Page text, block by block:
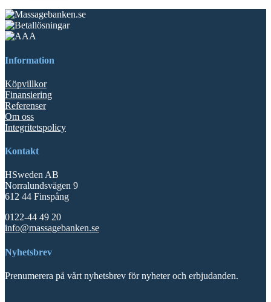
Information
Köpvillkor
Finansiering
Referenser
Om oss
Integritetspolicy
Kontakt
HSweden AB
Norralundsvägen 9
612 44 Finspång
0122-44 49 20
info@massagebanken.se
Nyhetsbrev
Prenumerera på vårt nyhetsbrev för nyheter och erbjudanden.